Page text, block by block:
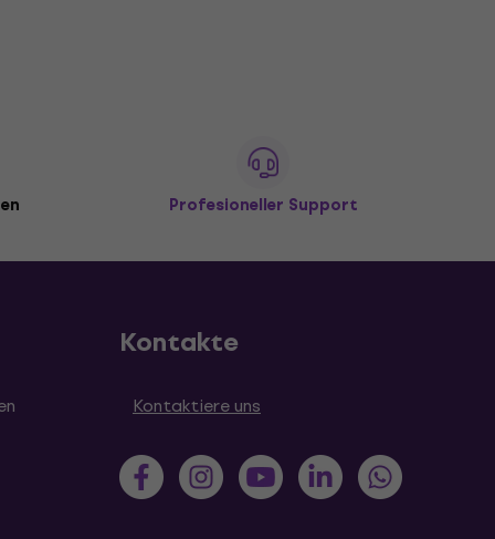
Profesioneller Support
Kontakte
Kontaktiere uns